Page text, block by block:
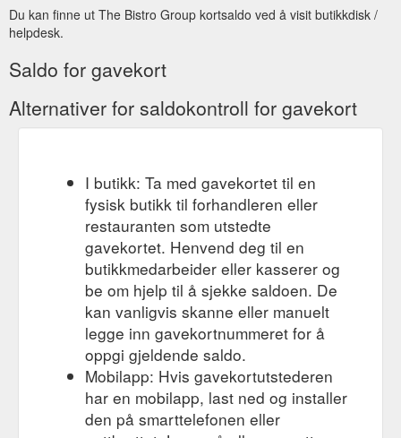
Du kan finne ut The Bistro Group kortsaldo ved å visit butikkdisk /
helpdesk.
Saldo for gavekort
Alternativer for saldokontroll for gavekort
I butikk: Ta med gavekortet til en
fysisk butikk til forhandleren eller
restauranten som utstedte
gavekortet. Henvend deg til en
butikkmedarbeider eller kasserer og
be om hjelp til å sjekke saldoen. De
kan vanligvis skanne eller manuelt
legge inn gavekortnummeret for å
oppgi gjeldende saldo.
Mobilapp: Hvis gavekortutstederen
har en mobilapp, last ned og installer
den på smarttelefonen eller